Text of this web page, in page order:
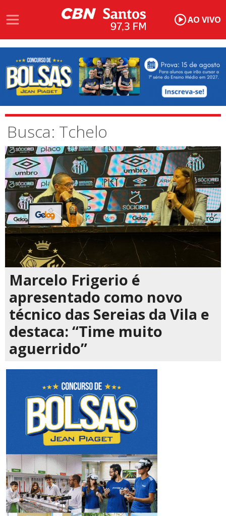
AO VIVO
Busca: Tchelo
Marcelo Frigerio é
apresentado como novo
técnico das Sereias da Vila e
destaca: “Time muito
aguerrido”